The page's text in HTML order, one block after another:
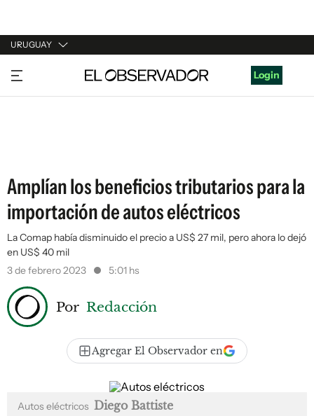
URUGUAY
URUGUAY
ARGENTINA
Login
Amplían los beneficios tributarios para la
importación de autos eléctricos
La Comap había disminuido el precio a US$ 27 mil, pero ahora lo dejó
en US$ 40 mil
3 de febrero 2023
5:01 hs
Por Redacción
Agregar El Observador en
Autos eléctricos Diego Battiste